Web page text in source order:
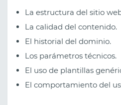
La estructura del sitio
La calidad del contenido.
El historial del dominio.
Los parámetros técnicos.
El uso de plantillas
El comportamiento del